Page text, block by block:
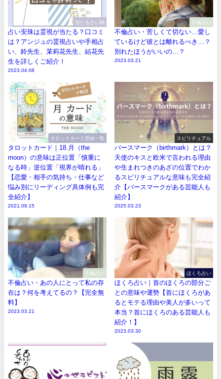
当たる占い師
占い安珠は霊視が当たる？口コミ
は？アンジュの霊視占いや手相占
い、鈴先生、茉莉花先生、結花先
生を詳しくご紹介！
2023.04.08
不倫占い
不倫占い・苦しくて切ない…愛し
ているけど彼とは離れるべき…？
別れたほうがいいの…？
2023.03.21
タロットカード意味一覧
タロットカード｜18.月（the
moon）の意味は正位置「慎重に
なる時」逆位置「視界が晴れる」
【恋愛・相手の気持ち・仕事など
悩み別にリーディング具体例も完
全紹介】
2021.09.15
スピリチュアル
バースマーク（birthmark）とは？
天使のキスと欧米で言われる理由
や生まれつきのあざの位置でわか
るスピリチュアルな意味も完全紹
介【バースマークがある芸能人も
紹介】
2025.03.23
不倫占い
不倫占い・あの人にとって私の存
在は？何を考えてるの？【完全無
料】
2023.03.21
ほくろ占い
ほくろ占い｜首のほくろの部分ご
との意味や運勢【首にほくろがあ
るとモテる理由や美人が多いって
本当？首にほくろのある芸能人も
紹介！】
2023.03.30